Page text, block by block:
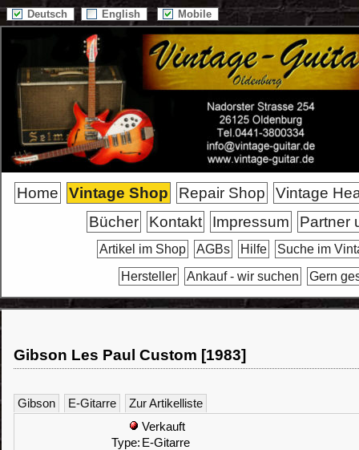
Deutsch English Mobile
Home Vintage Shop Repair Shop
Vintage
Bücher
Kontakt Impressum Partner
Artikel im Shop AGBs Hilfe
Suche im
Hersteller
Ankauf - wir suchen Gern
Gibson Les Paul Custom [1983]
Gibson E-Gitarre
Zur Artikelliste
Verkauft
Type: E-Gitarre